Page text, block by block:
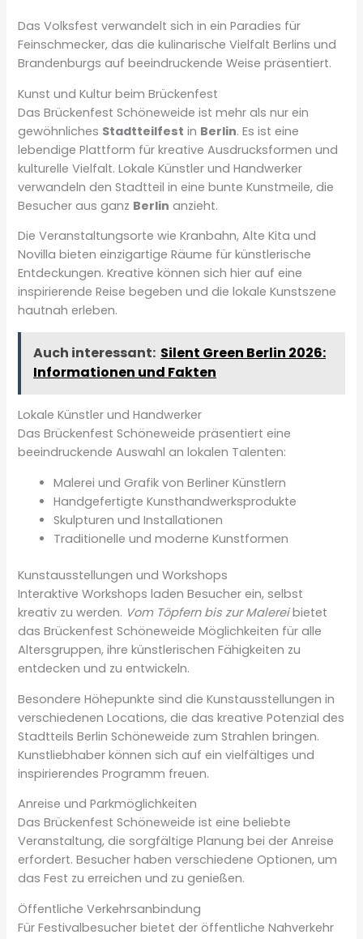
Das Volksfest verwandelt sich in ein Paradies für
Feinschmecker, das die kulinarische Vielfalt Berlins und
Brandenburgs auf beeindruckende Weise präsentiert.
Kunst und Kultur beim Brückenfest
Das Brückenfest Schöneweide ist mehr als nur ein
gewöhnliches Stadtteilfest in Berlin. Es ist eine
lebendige Plattform für kreative Ausdrucksformen und
kulturelle Vielfalt. Lokale Künstler und Handwerker
verwandeln den Stadtteil in eine bunte Kunstmeile, die
Besucher aus ganz Berlin anzieht.
Die Veranstaltungsorte wie Kranbahn, Alte Kita und
Novilla bieten einzigartige Räume für künstlerische
Entdeckungen. Kreative können sich hier auf eine
inspirierende Reise begeben und die lokale Kunstszene
hautnah erleben.
Auch interessant: Silent Green Berlin 2026:
Informationen und Fakten
Lokale Künstler und Handwerker
Das Brückenfest Schöneweide präsentiert eine
beeindruckende Auswahl an lokalen Talenten:
Malerei und Grafik von Berliner Künstlern
Handgefertigte Kunsthandwerksprodukte
Skulpturen und Installationen
Traditionelle und moderne Kunstformen
Kunstausstellungen und Workshops
Interaktive Workshops laden Besucher ein, selbst
kreativ zu werden. Vom Töpfern bis zur Malereibietet
das Brückenfest Schöneweide Möglichkeiten für alle
Altersgruppen, ihre künstlerischen Fähigkeiten zu
entdecken und zu entwickeln.
Besondere Höhepunkte sind die Kunstausstellungen in
verschiedenen Locations, die das kreative Potenzial des
Stadtteils Berlin Schöneweide zum Strahlen bringen.
Kunstliebhaber können sich auf ein vielfältiges und
inspirierendes Programm freuen.
Anreise und Parkmöglichkeiten
Das Brückenfest Schöneweide ist eine beliebte
Veranstaltung, die sorgfältige Planung bei der Anreise
erfordert. Besucher haben verschiedene Optionen, um
das Fest zu erreichen und zu genießen.
Öffentliche Verkehrsanbindung
Für Festivalbesucher bietet der öffentliche Nahverkehr